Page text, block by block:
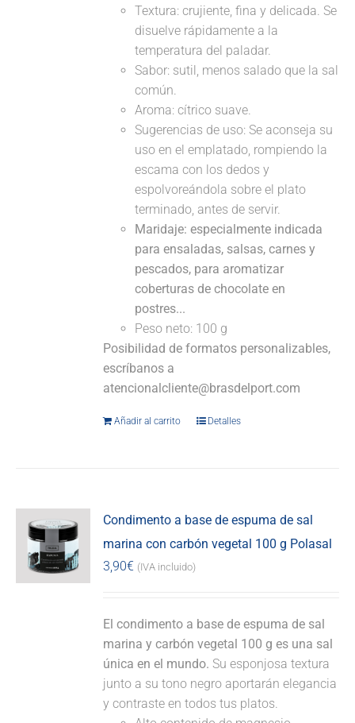
Textura: crujiente, fina y delicada. Se
disuelve rápidamente a la
temperatura del paladar.
Sabor: sutil, menos salado que la sal
común.
Aroma: cítrico suave.
Sugerencias de uso: Se aconseja su
uso en el emplatado, rompiendo la
escama con los dedos y
espolvoreándola sobre el plato
terminado, antes de servir.
Maridaje: especialmente indicada
para ensaladas, salsas, carnes y
pescados, para aromatizar
coberturas de chocolate en
postres...
Peso neto: 100 g
Posibilidad de formatos personalizables,
escríbanos a
atencionalcliente@brasdelport.com
Añadir al carrito Detalles
Condimento a base de espuma de sal
marina con carbón vegetal 100 g Polasal
3,90€ (IVA incluido)
El condimento a base de espuma de sal
marina y carbón vegetal 100 g es una sal
única en el mundo. Su esponjosa textura
junto a su tono negro aportarán elegancia
y contraste en todos tus platos.